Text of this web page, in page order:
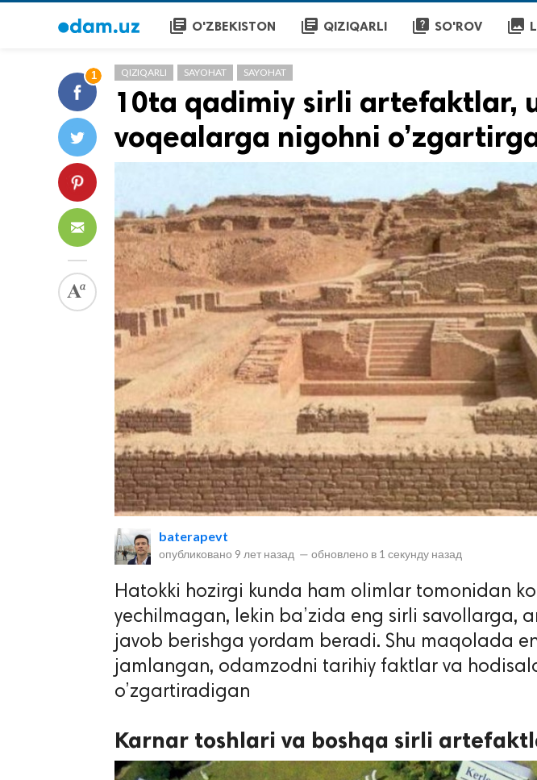
library_books O'ZBEKISTON library_books QIZIQARLI quiz SO'ROV collections
1 QIZIQARLI SAYOHAT SAYOHAT
10ta qadimiy sirli artefaktlar,
voqealarga nigohni
baterapevt
опубликовано 9 лет назад — обновлено в 1 секунду назад
Hatokki hozirgi kunda ham olimlar tomonidan
yechilmagan, lekin ba’zida eng sirli savollarga,
javob berishga yordam beradi. Shu maqolada
jamlangan, odamzodni tarihiy faktlar va
o’zgartiradigan
Karnar toshlari va boshqa sirli